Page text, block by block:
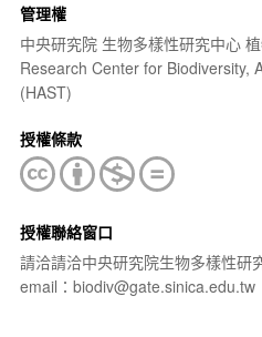
管理權
中央研究院 生物多樣性研究中心
Research Center for Biodiversity,
(HAST)
授權條款
授權聯絡窗口
請洽請洽中央研究院生物多樣性研
email：biodiv@gate.sinica.edu.tw